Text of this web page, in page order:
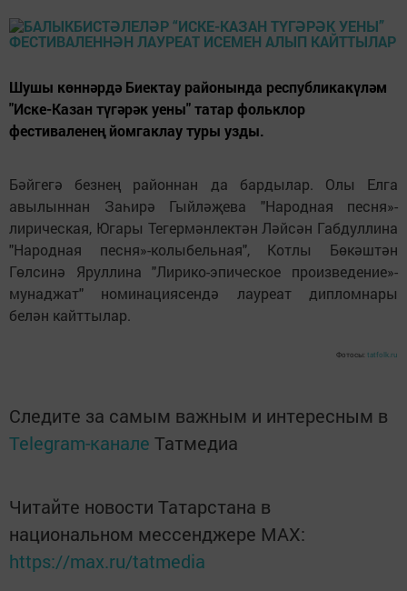
Шушы көннәрдә Биектау районында республикакүләм
"Иске-Казан түгәрәк уены" татар фольклор
фестиваленең йомгаклау туры узды.
Бәйгегә безнең районнан да бардылар. Олы Елга
авылыннан Заһирә Гыйләҗева "Народная песня»-
лирическая, Югары Тегермәнлектән Ләйсән Габдуллина
"Народная песня»-колыбельная", Котлы Бөкәштән
Гөлсинә Яруллина "Лирико-эпическое произведение»-
мунаджат" номинациясендә лауреат дипломнары
белән кайттылар.
Фотосы: tatfolk.ru
Следите за самым важным и интересным в
Telegram-канале Татмедиа
Читайте новости Татарстана в
национальном мессенджере MАХ:
https://max.ru/tatmedia